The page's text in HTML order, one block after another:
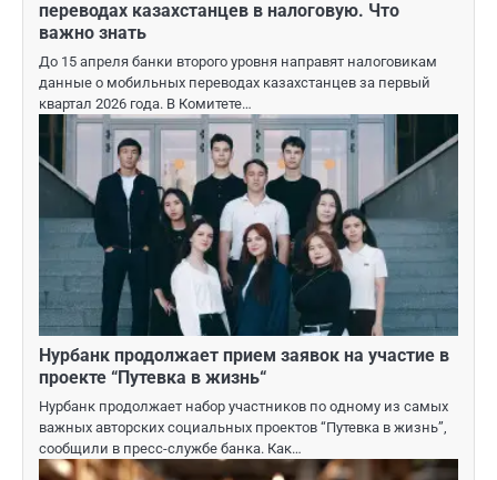
переводах казахстанцев в налоговую. Что
важно знать
До 15 апреля банки второго уровня направят налоговикам
данные о мобильных переводах казахстанцев за первый
квартал 2026 года. В Комитете…
Нурбанк продолжает прием заявок на участие в
проекте “Путевка в жизнь“
Нурбанк продолжает набор участников по одному из самых
важных авторских социальных проектов “Путевка в жизнь”,
сообщили в пресс-службе банка. Как…